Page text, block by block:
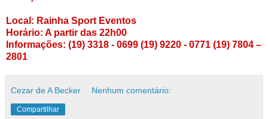
Local: Rainha Sport Eventos
Horário: A partir das 22h00
Informações: (19) 3318 - 0699 (19) 9220 - 0771 (19) 7804 –
2801
Cezar de A Becker Nenhum comentário:
Compartilhar